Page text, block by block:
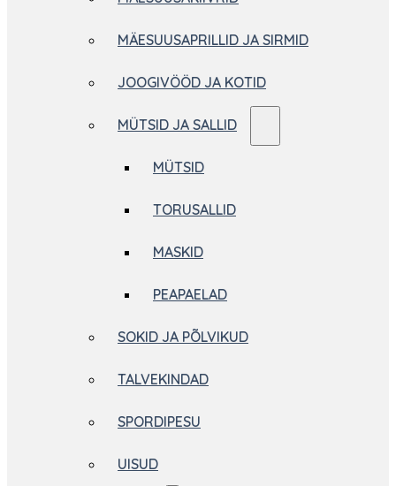
MÄESUUSAPRILLID JA SIRMID
JOOGIVÖÖD JA KOTID
MÜTSID JA SALLID
MÜTSID
TORUSALLID
MASKID
PEAPAELAD
SOKID JA PÕLVIKUD
TALVEKINDAD
SPORDIPESU
UISUD